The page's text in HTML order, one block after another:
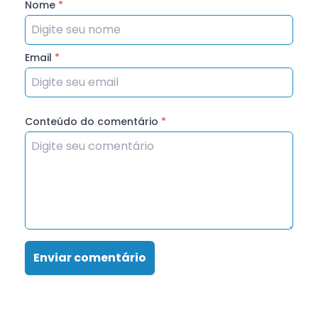
Nome *
Email *
Conteúdo do comentário *
Enviar comentário